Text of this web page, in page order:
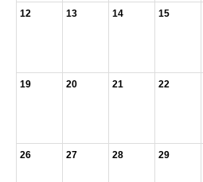
12 13 14 15
19 20 21 22
26 27 28 29